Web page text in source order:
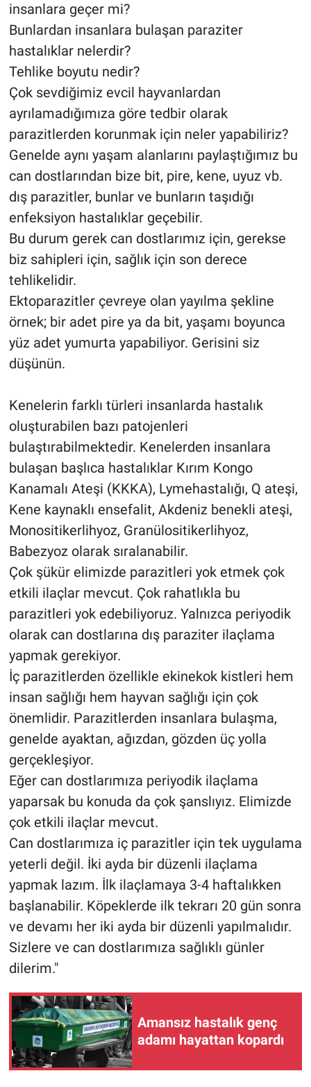
insanlara geçer mi?
Bunlardan insanlara bulaşan paraziter
hastalıklar nelerdir?
Tehlike boyutu nedir?
Çok sevdiğimiz evcil hayvanlardan
ayrılamadığımıza göre tedbir olarak
parazitlerden korunmak için neler yapabiliriz?
Genelde aynı yaşam alanlarını paylaştığımız bu
can dostlarından bize bit, pire, kene, uyuz vb.
dış parazitler, bunlar ve bunların taşıdığı
enfeksiyon hastalıklar geçebilir.
Bu durum gerek can dostlarımız için, gerekse
biz sahipleri için, sağlık için son derece
tehlikelidir.
Ektoparazitler çevreye olan yayılma şekline
örnek; bir adet pire ya da bit, yaşamı boyunca
yüz adet yumurta yapabiliyor. Gerisini siz
düşünün.
Kenelerin farklı türleri insanlarda hastalık
oluşturabilen bazı patojenleri
bulaştırabilmektedir. Kenelerden insanlara
bulaşan başlıca hastalıklar Kırım Kongo
Kanamalı Ateşi (KKKA), Lymehastalığı, Q ateşi,
Kene kaynaklı ensefalit, Akdeniz benekli ateşi,
Monositikerlihyoz, Granülositikerlihyoz,
Babezyoz olarak sıralanabilir.
Çok şükür elimizde parazitleri yok etmek çok
etkili ilaçlar mevcut. Çok rahatlıkla bu
parazitleri yok edebiliyoruz. Yalnızca periyodik
olarak can dostlarına dış paraziter ilaçlama
yapmak gerekiyor.
İç parazitlerden özellikle ekinekok kistleri hem
insan sağlığı hem hayvan sağlığı için çok
önemlidir. Parazitlerden insanlara bulaşma,
genelde ayaktan, ağızdan, gözden üç yolla
gerçekleşiyor.
Eğer can dostlarımıza periyodik ilaçlama
yaparsak bu konuda da çok şanslıyız. Elimizde
çok etkili ilaçlar mevcut.
Can dostlarımıza iç parazitler için tek uygulama
yeterli değil. İki ayda bir düzenli ilaçlama
yapmak lazım. İlk ilaçlamaya 3-4 haftalıkken
başlanabilir. Köpeklerde ilk tekrarı 20 gün sonra
ve devamı her iki ayda bir düzenli yapılmalıdır.
Sizlere ve can dostlarımıza sağlıklı günler
dilerim."
Amansız hastalık genç
adamı hayattan kopardı